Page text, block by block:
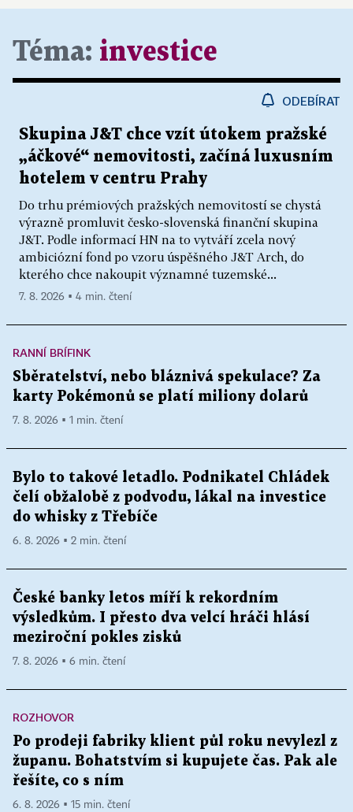
Téma: investice
ODEBÍRAT
Skupina J&T chce vzít útokem pražské
„áčkové“ nemovitosti, začíná luxusním
hotelem v centru Prahy
Do trhu prémiových pražských nemovitostí se chystá
výrazně promluvit česko-slovenská finanční skupina
J&T. Podle informací HN na to vytváří zcela nový
ambiciózní fond po vzoru úspěšného J&T Arch, do
kterého chce nakoupit významné tuzemské...
7. 8. 2026 ▪ 4 min. čtení
RANNÍ BRÍFINK
Sběratelství, nebo bláznivá spekulace? Za
karty Pokémonů se platí miliony dolarů
7. 8. 2026 ▪ 1 min. čtení
Bylo to takové letadlo. Podnikatel Chládek
čelí obžalobě z podvodu, lákal na investice
do whisky z Třebíče
6. 8. 2026 ▪ 2 min. čtení
České banky letos míří k rekordním
výsledkům. I přesto dva velcí hráči hlásí
meziroční pokles zisků
7. 8. 2026 ▪ 6 min. čtení
ROZHOVOR
Po prodeji fabriky klient půl roku nevylezl z
županu. Bohatstvím si kupujete čas. Pak ale
řešíte, co s ním
6. 8. 2026 ▪ 15 min. čtení